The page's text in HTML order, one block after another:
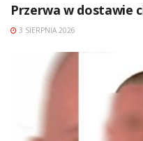
Przerwa w dostawie
3 SIERPNIA 2026